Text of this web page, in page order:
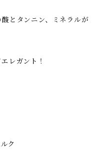
とタンニン、ミネラルが
レガント！
ク